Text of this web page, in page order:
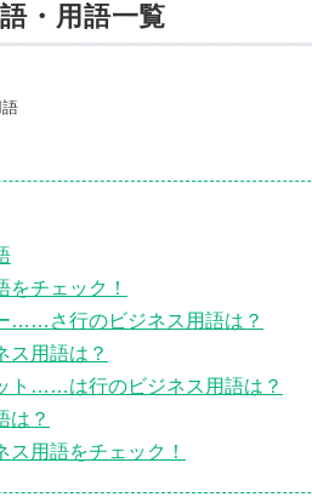
・用語一覧
語
をチェック！
……さ行のビジネス用語は？
ス用語は？
ト……は行のビジネス用語は？
は？
ス用語をチェック！